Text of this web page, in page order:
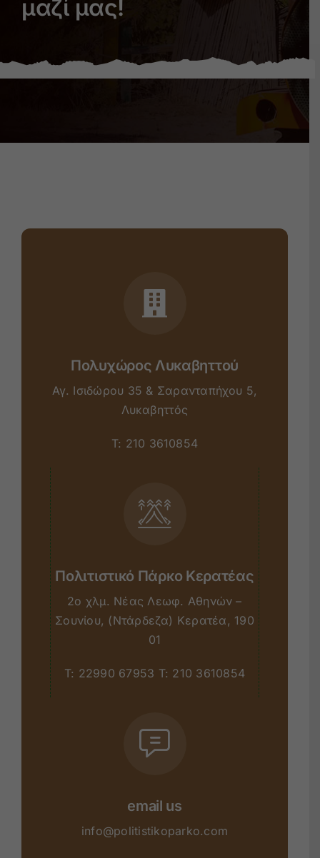
Θέατρο
μαζί μας!
Πολυχώρος Λυκαβηττού
Αγ. Ισιδώρου 35 & Σαρανταπήχου 5,
Λυκαβηττός
T: 210 3610854
Πολιτιστικό Πάρκο Κερατέας
2ο χλµ. Νέας Λεωφ. Αθηνών –
Σουνίου, (Ντάρδεζα) Κερατέα, 190
01
T: 22990 67953 T: 210 3610854
email us
info@politistikoparko.com